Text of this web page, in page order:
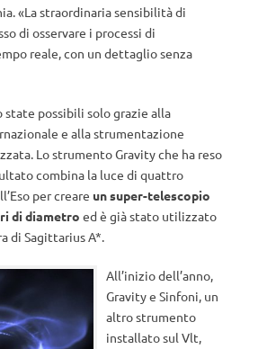
«La straordinaria sensibilità di
di osservare i processi di
reale, con un dettaglio senza
state possibili solo grazie alla
e alla strumentazione
Lo strumento Gravity che ha reso
combina la luce di quattro
per creare un super-telescopio
di diametro ed è già stato utilizzato
di Sagittarius A*.
All’inizio dell’anno,
Gravity e Sinfoni, un
altro strumento
installato sul Vlt,